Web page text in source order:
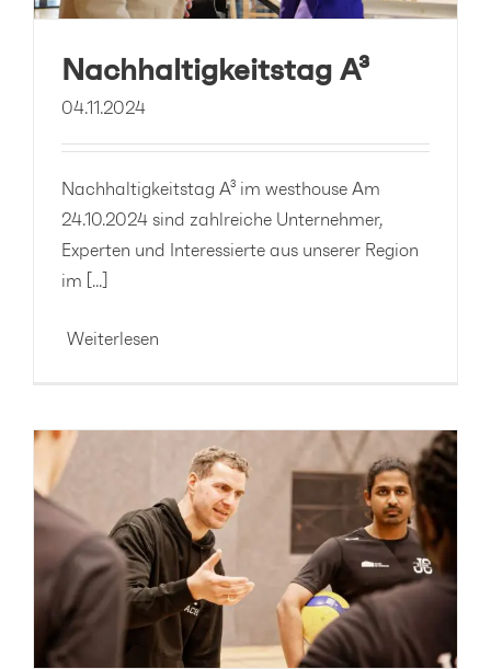
Nachhaltigkeitstag A³
04.11.2024
Nachhaltigkeitstag A³ im westhouse Am
24.10.2024 sind zahlreiche Unternehmer,
Experten und Interessierte aus unserer Region
im [...]
Weiterlesen